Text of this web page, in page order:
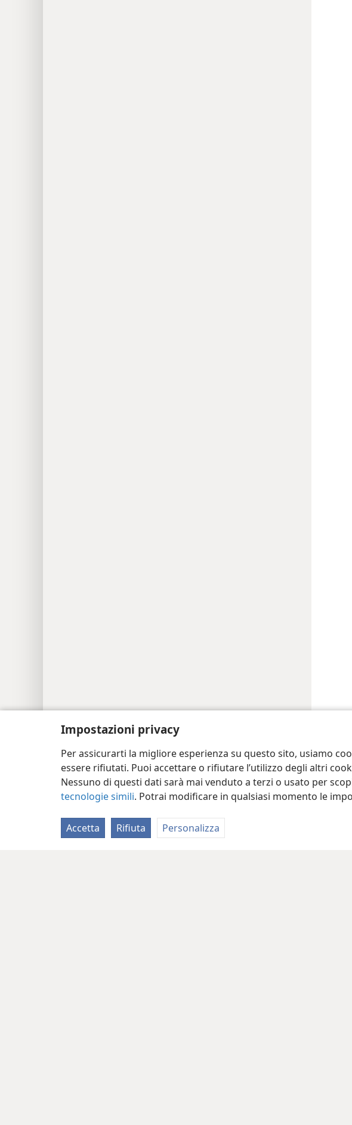
Impostazioni privacy
Per assicurarti la migliore esperienza su questo sito, usiamo
essere rifiutati. Puoi accettare o rifiutare l’utilizzo degli altri
Nessuno di questi dati sarà mai venduto a terzi o usato per
tecnologie simili. Potrai modificare in qualsiasi momento le
Accetta Rifiuta Personalizza